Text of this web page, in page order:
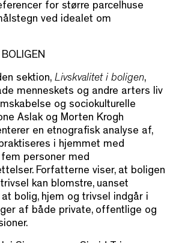
for større parcelhuse
ved idealet om
sektion, Livskvalitet i boligen,
menneskets og andre arters liv
og sociokulturelle
Aslak og Morten Krogh
en etnografisk analyse af,
i hjemmet med
personer med
Forfatterne viser, at boligen
kan blomstre, uanset
bolig, hjem og trivsel indgår i
af både private, offentlige og